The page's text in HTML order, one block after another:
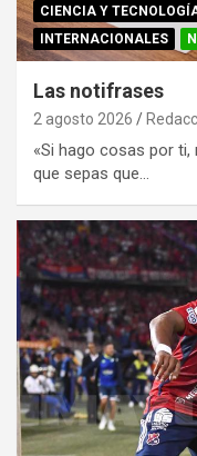
CIENCIA Y
INTERNACIONALES
Las notifrases
2 agosto 2026
«Si hago cosas por ti,
que sepas que…